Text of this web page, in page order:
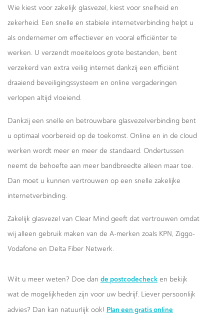
Wie kiest voor zakelijk glasvezel, kiest voor snelheid en
zekerheid. Een snelle en stabiele internetverbinding helpt u
als ondernemer om effectiever en vooral efficiënter te
werken. U verzendt moeiteloos grote bestanden, bent
verzekerd van extra veilig internet dankzij een efficiënt
draaiend beveiligingssysteem en online vergaderingen
verlopen altijd vloeiend.
Dankzij een snelle en betrouwbare glasvezelverbinding bent
u optimaal voorbereid op de toekomst. Online en in de cloud
werken wordt meer en meer de standaard. Ondertussen
neemt de behoefte aan meer bandbreedte alleen maar toe.
Dan moet u kunnen vertrouwen op een snelle zakelijke
internetverbinding.
Zakelijk glasvezel van Clear Mind geeft dat vertrouwen omdat
wij alleen gebruik maken van de A-merken zoals KPN, Ziggo-
Vodafone en Delta Fiber Netwerk.
Wilt u meer weten? Doe dan de postcodecheck en bekijk
wat de mogelijkheden zijn voor uw bedrijf. Liever persoonlijk
advies? Dan kan natuurlijk ook! Plan een gratis online